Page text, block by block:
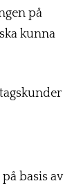
på
kunna
basis av